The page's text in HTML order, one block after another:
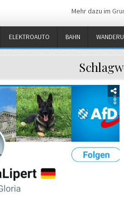
Mehr dazu im
ELEKTROAUTO BAHN